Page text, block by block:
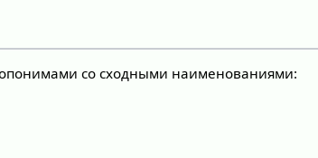
со сходными наименованиями: